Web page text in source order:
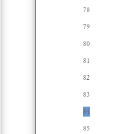
78
79
80
81
82
83
84
85